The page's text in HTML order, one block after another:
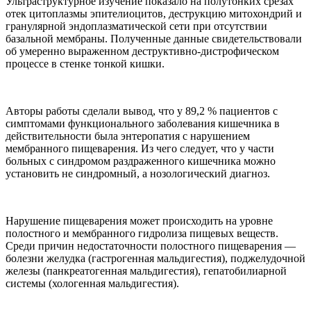
отек цитоплазмы эпителиоцитов, деструкцию митохондрий и
гранулярной эндоплазматической сети при отсутствии
базальной мембраны. Полученные данные свидетельствовали
об умеренно выраженном деструктивно-дистрофическом
процессе в стенке тонкой кишки.
Авторы работы сделали вывод, что у 89,2 % пациентов с
симптомами функционального заболевания кишечника в
действительности была энтеропатия с нарушением
мембранного пищеварения. Из чего следует, что у части
больных с синдромом раздраженного кишечника можно
установить не синдромный, а нозологический диагноз.
Нарушение пищеварения может происходить на уровне
полостного и мембранного гидролиза пищевых веществ.
Среди причин недостаточности полостного пищеварения —
болезни желудка (гастрогенная мальдигестия), поджелудочной
железы (панкреатогенная мальдигестия), гепатобилиарной
системы (хологенная мальдигестия).